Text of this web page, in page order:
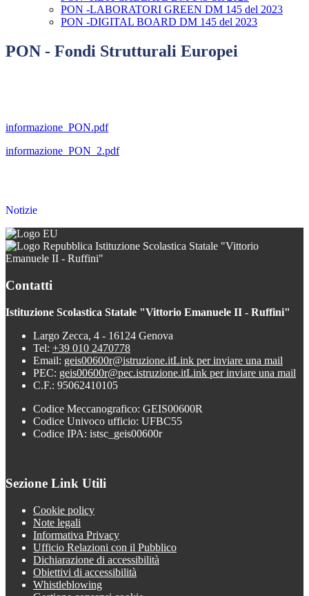
PON -LABORATORI GREEN DM 145 del 2023
PON -DIGITAL BOARD DM 145 del 2023
PON - Fondi Strutturali Europei
informazione_PON.pdf
informazione_PON_2.pdf
Notizie
Istituzione Scolastica Statale "Vittorio
Emanuele II - Ruffini"
Contatti
Istituzione Scolastica Statale "Vittorio Emanuele II - Ruffini"
Largo Zecca, 4 - 16124 Genova
Tel: +39 010 2470778
Email: geis00600r@istruzione.itLink per inviare una mail
PEC: geis00600r@pec.istruzione.itLink per inviare una mail
C.F.: 95062410105
Codice Meccanografico: GEIS00600R
Codice Univoco ufficio: UFBC55
Codice IPA: istsc_geis00600r
Sezione Link Utili
Cookie policy
Note legali
Informativa Privacy
Ufficio Relazioni con il Pubblico
Dichiarazione di accessibilità
Obiettivi di accessibilità
Whistleblowing